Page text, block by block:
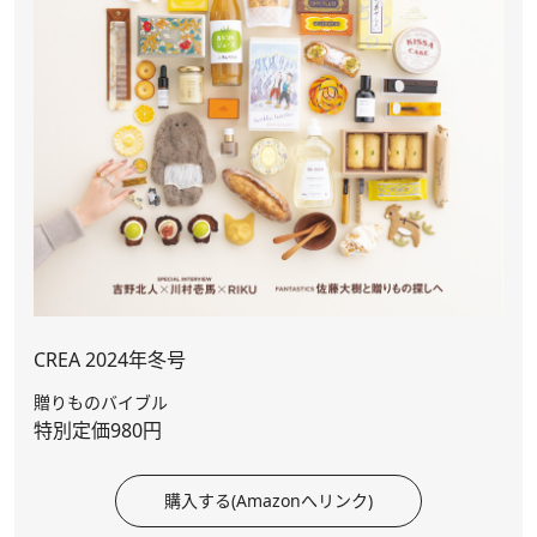
CREA 2024年冬号
贈りものバイブル
特別定価980円
購入する(Amazonへリンク)